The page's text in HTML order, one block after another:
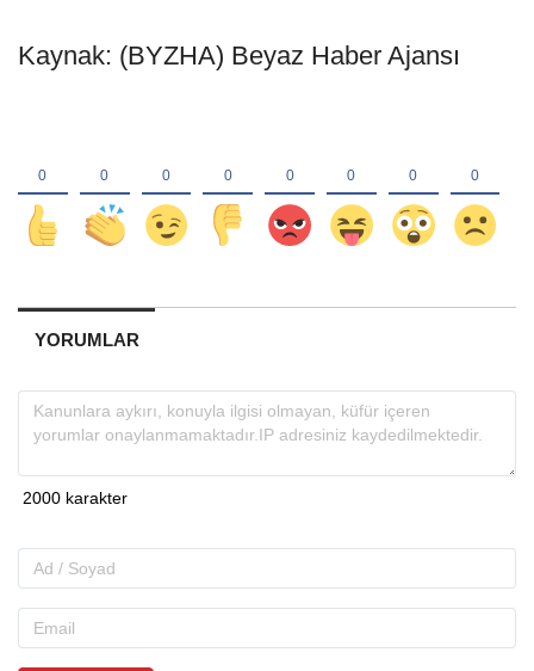
Kaynak: (BYZHA) Beyaz Haber Ajansı
YORUMLAR